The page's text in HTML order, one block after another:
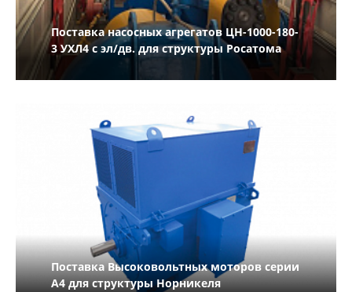
Поставка насосных агрегатов ЦН-1000-180-
3 УХЛ4 с эл/дв. для структуры Росатома
Поставка Высоковольтных моторов серии
А4 для структуры Норникеля